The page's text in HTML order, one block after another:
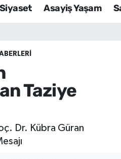
Siyaset Asayiş Yaşam
Taziye
Dr. Kübra Güran